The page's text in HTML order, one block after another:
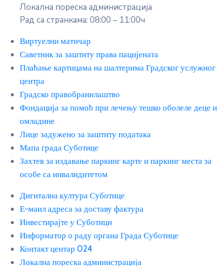
Локална пореска администрација
Рад са странкама: 08:00 – 11:00ч
Виртуелни матичар
Саветник за заштиту права пацијената
Плаћање картицама на шалтерима Градског услужног
центра
Градско правобранилаштво
Фондација за помоћ при лечењу тешко оболеле деце и
омладине
Лице задужено за заштиту података
Мапа града Суботице
Захтев за издавање паркинг карте и паркинг места за
особе са инвалидитетом
Дигитална култура Суботице
Е-маил адреса за доставу фактура
Инвестирајте у Суботици
Информатор о раду органа Града Суботице
Контакт центар 024
Локална пореска администрација